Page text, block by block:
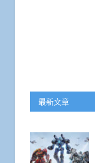
最新文章